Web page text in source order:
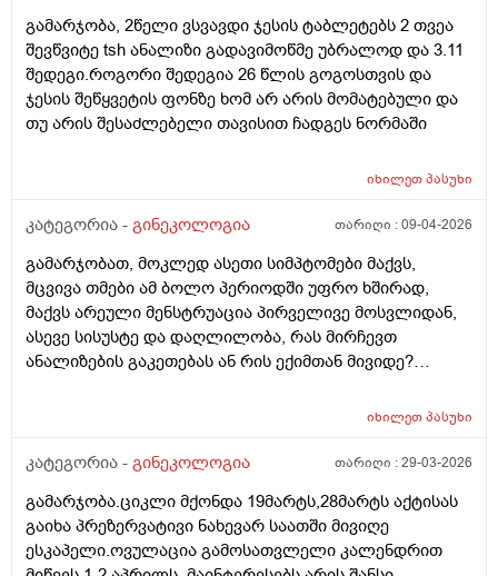
გამარჯობა, 2წელი ვსვავდი ჯესის ტაბლეტებს 2 თვეა
შევწვიტე tsh ანალიზი გადავიმოწმე უბრალოდ და 3.11
შედეგი.როგორი შედეგია 26 წლის გოგოსთვის და
ჯესის შეწყვეტის ფონზე ხომ არ არის მომატებული და
თუ არის შესაძლებელი თავისით ჩადგეს ნორმაში
იხილეთპასუხი
კატეგორია - გინეკოლოგია თარიღი :09-04-2026
გამარჯობათ, მოკლედ ასეთი სიმპტომები მაქვს,
მცვივა თმები ამ ბოლო პერიოდში უფრო ხშირად,
მაქვს არეული მენსტრუაცია პირველივე მოსვლიდან,
ასევე სისუსტე და დაღლილობა, რას მირჩევთ
ანალიზების გაკეთებას ან რის ექიმთან მივიდე?
იხილეთპასუხი
კატეგორია - გინეკოლოგია თარიღი :29-03-2026
გამარჯობა.ციკლი მქონდა 19მარტს,28მარტს აქტისას
გაიხა პრეზერვატივი ნახევარ საათში მივიღე
ესკაპელი.ოვულაცია გამოსათვლელი კალენდრით